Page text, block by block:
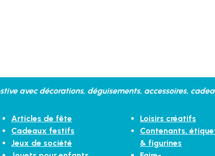
avec décorations, déguisements, accessoires,
Articles de fête
Cadeaux festifs
Jeux de société
Loisirs créatifs
Contenants,
& figurines